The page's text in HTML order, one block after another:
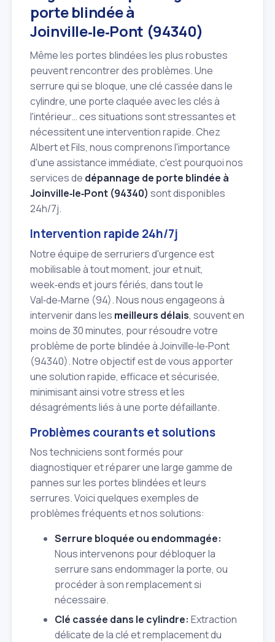
porte blindée à
Joinville‑le‑Pont (94340)
Même les portes blindées les plus robustes
peuvent rencontrer des problèmes. Une
serrure qui se bloque, une clé cassée dans le
cylindre, une porte claquée avec les clés à
l'intérieur… ces situations sont stressantes et
nécessitent une intervention rapide. Chez
Albert et Fils, nous comprenons l'importance
d'une assistance immédiate, c'est pourquoi nos
services de dépannage de porte blindée à
Joinville‑le‑Pont (94340) sont disponibles
24h/7j.
Intervention rapide 24h/7j
Notre équipe de serruriers d'urgence est
mobilisable à tout moment, jour et nuit,
week‑ends et jours fériés, dans tout le
Val‑de‑Marne (94). Nous nous engageons à
intervenir dans les meilleurs délais, souvent en
moins de 30 minutes, pour résoudre votre
problème de porte blindée à Joinville‑le‑Pont
(94340). Notre objectif est de vous apporter
une solution rapide, efficace et sécurisée,
minimisant ainsi votre stress et les
désagréments liés à une porte défaillante.
Problèmes courants et solutions
Nos techniciens sont formés pour
diagnostiquer et réparer une large gamme de
pannes sur les portes blindées et leurs
serrures. Voici quelques exemples de
problèmes fréquents et nos solutions:
Serrure bloquée ou endommagée:
Nous intervenons pour débloquer la
serrure sans endommager la porte, ou
procéder à son remplacement si
nécessaire.
Clé cassée dans le cylindre: Extraction
délicate de la clé et remplacement du